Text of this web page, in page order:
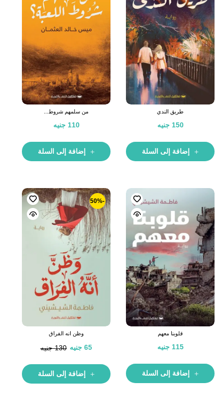
طريق الندي
150 جنيه
إضافة إلى السلة
من سلمهم شروط...
110 جنيه
إضافة إلى السلة
قلوبنا معهم
115 جنيه
إضافة إلى السلة
-50%
وظن انه الفراق
130 جنيه 65 جنيه
إضافة إلى السلة